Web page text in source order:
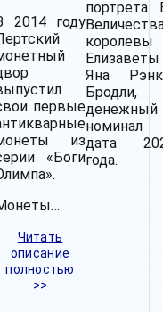
2014 году
первые
из
«Боги
Читать
описание
полностью
>>
портрета
королевы
Яна
Бродли,
денежный
номинал
дата
года.